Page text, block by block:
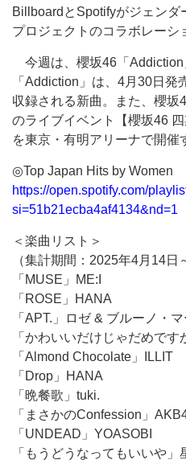
BillboardとSpotifyがジェン
プロジェクトのコラボレーシ
今週は、櫻坂46「Addiction
「Addiction」は、4月30日
収録される新曲。また、櫻坂
のライブイベント【櫻坂46
を東京・有明アリーナで開催
◎Top Japan Hits by Women
https://open.spotify.com/
si=51b21ecba4af4134&nd=1
＜楽曲リスト＞
（集計期間：2025年4月14日
「MUSE」ME:I
「ROSE」HANA
「APT.」ロゼ & ブルーノ・
「かわいいだけじゃだめで
「Almond Chocolate」ILLIT
「Drop」HANA
「晩餐歌」tuki.
「まさかのConfession」
「UNDEAD」YOASOBI
「もうどうなってもいいや」